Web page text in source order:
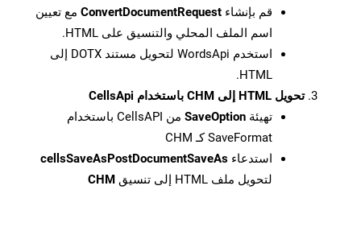
قم بإنشاء ConvertDocumentRequest مع تعيين
اسم الملف المحلي والتنسيق على HTML.
استخدم WordsApi لتحويل مستند DOTX إلى
HTML.
تحويل HTML إلى CHM باستخدام CellsApi
تهيئة SaveOption
من CellsAPI باستخدام
SaveFormat كـ CHM
استدعاء cellsSaveAsPostDocumentSaveAs
لتحويل ملف HTML إلى تنسيق
CHM